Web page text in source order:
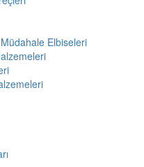
Elbiseleri